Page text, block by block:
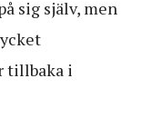
sig själv, men
tillbaka i